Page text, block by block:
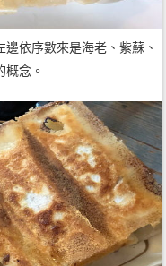
依序數來是海老、紫蘇、
念。